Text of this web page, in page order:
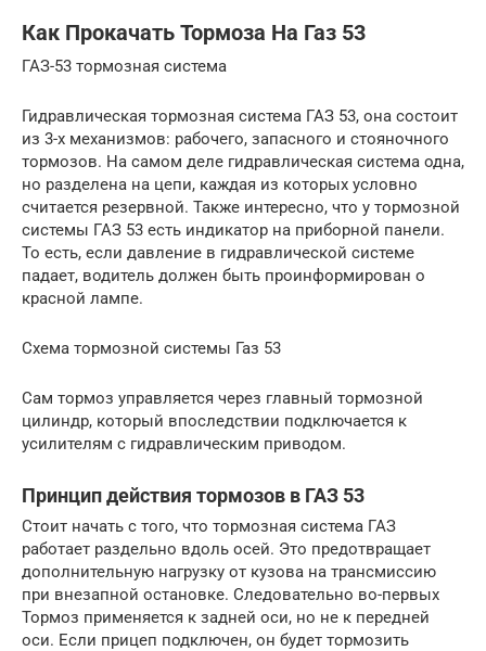
Как Прокачать Тормоза На Газ 53
ГАЗ-53 тормозная система
Гидравлическая тормозная система ГАЗ 53, она состоит
из 3-х механизмов: рабочего, запасного и стояночного
тормозов. На самом деле гидравлическая система одна,
но разделена на цепи, каждая из которых условно
считается резервной. Также интересно, что у тормозной
системы ГАЗ 53 есть индикатор на приборной панели.
То есть, если давление в гидравлической системе
падает, водитель должен быть проинформирован о
красной лампе.
Схема тормозной системы Газ 53
Сам тормоз управляется через главный тормозной
цилиндр, который впоследствии подключается к
усилителям с гидравлическим приводом.
Принцип действия тормозов в ГАЗ 53
Стоит начать с того, что тормозная система ГАЗ
работает раздельно вдоль осей. Это предотвращает
дополнительную нагрузку от кузова на трансмиссию
при внезапной остановке. Следовательно во-первых
Тормоз применяется к задней оси, но не к передней
оси. Если прицеп подключен, он будет тормозить